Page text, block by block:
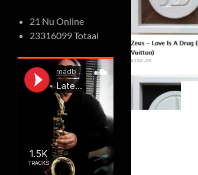
21 Nu Online
23316099 Totaal